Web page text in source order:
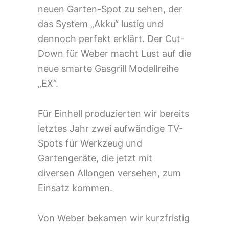
neuen Garten-Spot zu sehen, der
das System „Akku“ lustig und
dennoch perfekt erklärt. Der Cut-
Down für Weber macht Lust auf die
neue smarte Gasgrill Modellreihe
„EX“.
Für Einhell produzierten wir bereits
letztes Jahr zwei aufwändige TV-
Spots für Werkzeug und
Gartengeräte, die jetzt mit
diversen Allongen versehen, zum
Einsatz kommen.
Von Weber bekamen wir kurzfristig